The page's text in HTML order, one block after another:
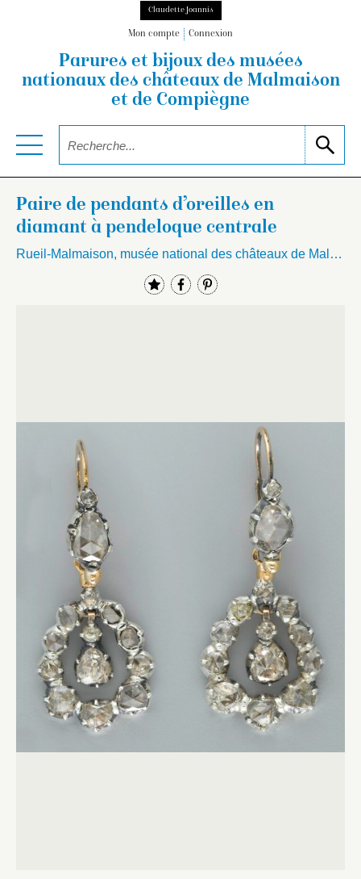
Claudette Joannis
Mon compte Connexion
Parures et bijoux des musées
nationauxdes châteaux de Malmaison
et de Compiègne
Paire de pendants d’oreilles en
diamant à pendeloque centrale
Rueil-Malmaison, musée national des châteaux de Malmaison et Bois-Préau